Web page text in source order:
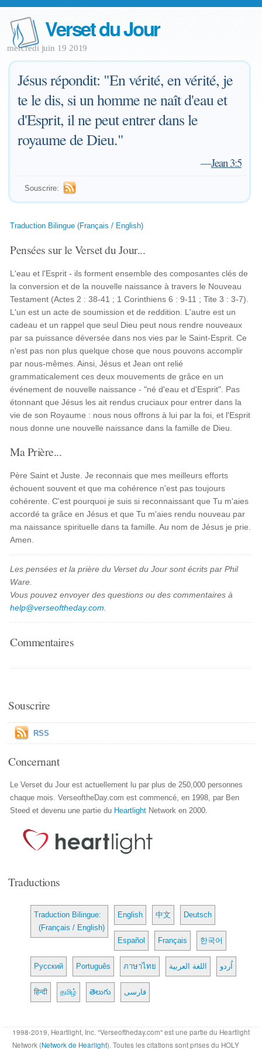
Verset du Jour
mercredi juin 19 2019
Jésus répondit: "En vérité, en vérité, je
te le dis, si un homme ne naît d'eau et
d'Esprit, il ne peut entrer dans le
royaume de Dieu."
—Jean 3:5
Souscrire:
Traduction Bilingue (Français / English)
Pensées sur le Verset du Jour...
L'eau et l'Esprit - ils forment ensemble des composantes clés de
la conversion et de la nouvelle naissance à travers le Nouveau
Testament (Actes 2 : 38-41 ; 1 Corinthiens 6 : 9-11 ; Tite 3 : 3-7).
L'un est un acte de soumission et de reddition. L'autre est un
cadeau et un rappel que seul Dieu peut nous rendre nouveaux
par sa puissance déversée dans nos vies par le Saint-Esprit. Ce
n'est pas non plus quelque chose que nous pouvons accomplir
par nous-mêmes. Ainsi, Jésus et Jean ont relié
grammaticalement ces deux mouvements de grâce en un
événement de nouvelle naissance - "né d'eau et d'Esprit". Pas
étonnant que Jésus les ait rendus cruciaux pour entrer dans la
vie de son Royaume : nous nous offrons à lui par la foi, et l'Esprit
nous donne une nouvelle naissance dans la famille de Dieu.
Ma Prière...
Père Saint et Juste. Je reconnais que mes meilleurs efforts
échouent souvent et que ma cohérence n'est pas toujours
cohérente. C'est pourquoi je suis si reconnaissant que Tu m'aies
accordé ta grâce en Jésus et que Tu m'aies rendu nouveau par
ma naissance spirituelle dans ta famille. Au nom de Jésus je prie.
Amen.
Les pensées et la prière du Verset du Jour sont écrits par Phil
Ware.
Vous pouvez envoyer des questions ou des commentaires à
help@verseoftheday.com
Commentaires
Souscrire
RSS
Concernant
Le Verset du Jour est actuellement lu par plus de 250,000 personnes
chaque mois. VerseoftheDay.com est commencé, en 1998, par Ben
Steed et devenu une partie du Heartlight Network en 2000.
Traductions
Traduction Bilingue:
(Français / English)
English 中文 Deutsch
Español Français 한국어
Русский Português ภาษาไทย اللغة العربية اُردو
हिन्दी தமிழ் తెలుగు فارسی
1998-2019, Heartlight, Inc. "Verseoftheday.com" est une partie du Heartlight
Network (Network de Hearlight). Toutes les citations sont prises du HOLY